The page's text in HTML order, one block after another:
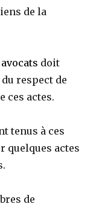
de la
avocats doit
respect de
ces actes.
tenus à ces
quelques actes
de